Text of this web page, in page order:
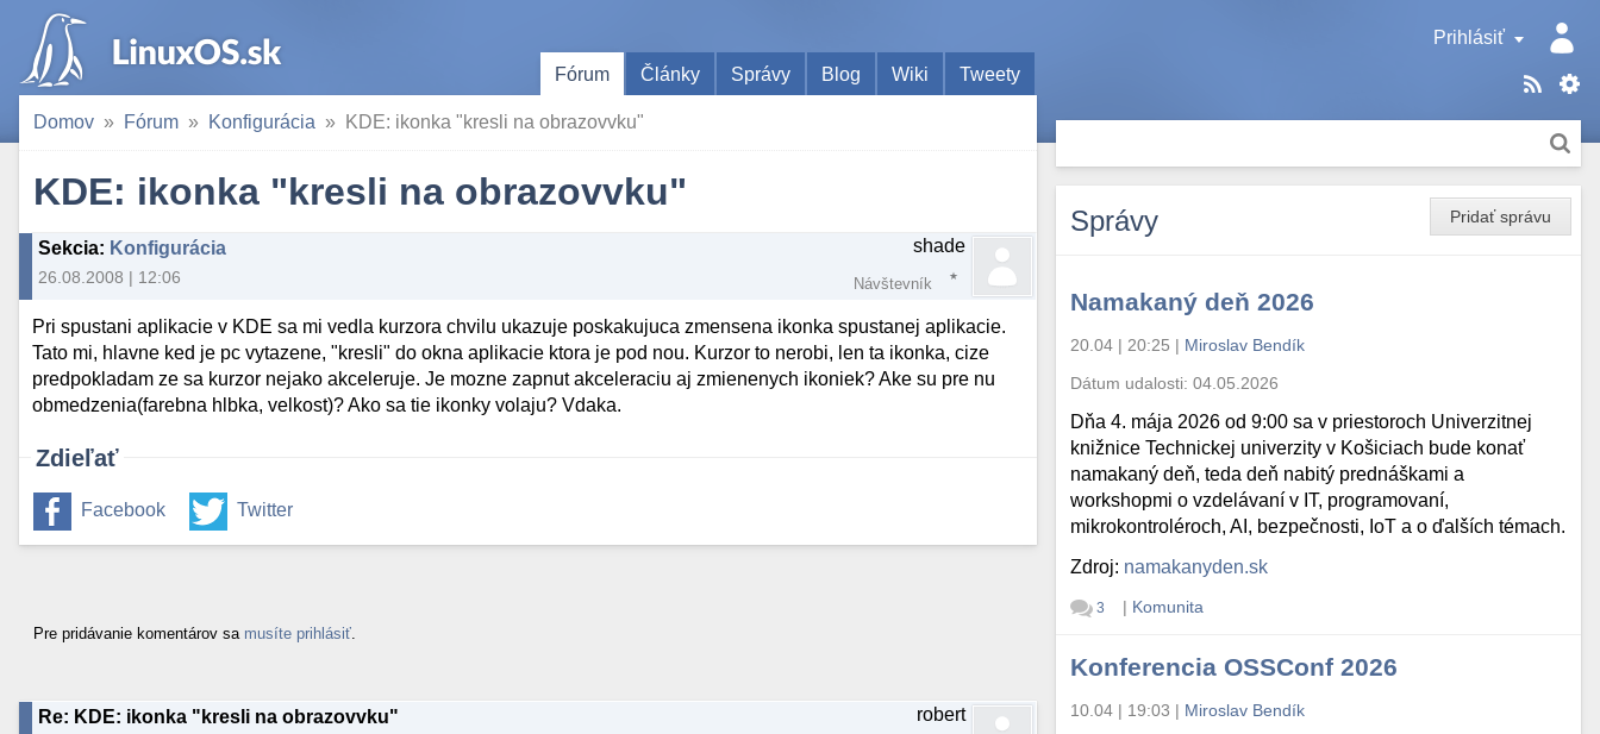
Prihlásiť
Fórum
Články Správy Blog Wiki Tweety
Domov Fórum Konfigurácia KDE: ikonka "kresli na obrazovvku"
KDE: ikonka "kresli na obrazovvku"
Sekcia: Konfigurácia
26.08.2008 | 12:06
shade
Návštevník
Pri spustani aplikacie v KDE sa mi vedla kurzora chvilu ukazuje poskakujuca zmensena ikonka spustanej aplikacie.
Tato mi, hlavne ked je pc vytazene, "kresli" do okna aplikacie ktora je pod nou. Kurzor to nerobi, len ta ikonka, cize
predpokladam ze sa kurzor nejako akceleruje. Je mozne zapnut akceleraciu aj zmienenych ikoniek? Ake su pre nu
obmedzenia(farebna hlbka, velkost)? Ako sa tie ikonky volaju? Vdaka.
Zdieľať
Facebook Twitter
Pre pridávanie komentárov sa musíte prihlásiť
Re: KDE: ikonka "kresli na obrazovvku" robert
Pridať správu
Správy
Namakaný deň 2026
20.04 | 20:25 | Miroslav Bendík
Dátum udalosti:04.05.2026
Dňa 4. mája 2026 od 9:00 sa v priestoroch Univerzitnej
knižnice Technickej univerzity v Košiciach bude konať
namakaný deň, teda deň nabitý prednáškami a
workshopmi o vzdelávaní v IT, programovaní,
mikrokontroléroch, AI, bezpečnosti, IoT a o ďalších témach.
Zdroj: namakanyden.sk
3 | Komunita
Konferencia OSSConf 2026
10.04 | 19:03 | Miroslav Bendík